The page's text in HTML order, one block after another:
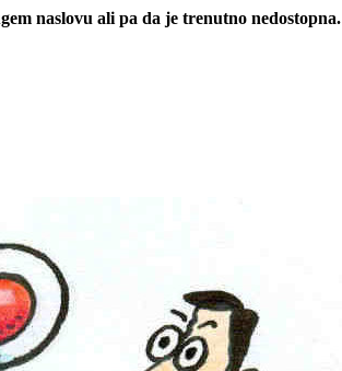
naslovu ali pa da je trenutno nedostopna.